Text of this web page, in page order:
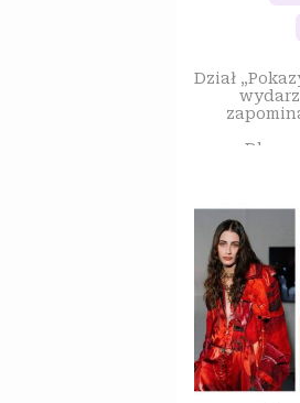
Dział „Pokazy Mody” to miejsce, gdzie każdy miłośnik mody znajdzie coś dla